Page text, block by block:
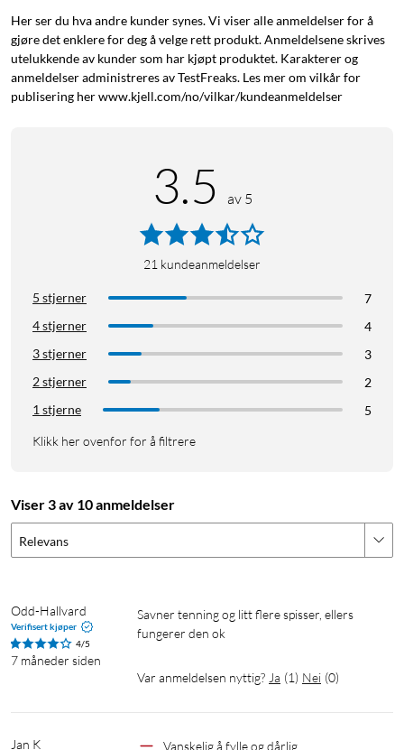
Her ser du hva andre kunder synes. Vi viser alle anmeldelser for å
gjøre det enklere for deg å velge rett produkt. Anmeldelsene skrives
utelukkende av kunder som har kjøpt produktet. Karakterer og
anmeldelser administreres av TestFreaks. Les mer om vilkår for
publisering her www.kjell.com/no/vilkar/kundeanmeldelser
3.5 av 5
21 kundeanmeldelser
5 stjerner
7
4 stjerner
4
3 stjerner
3
2 stjerner
2
1 stjerne
5
Klikk her ovenfor for å filtrere
Viser 3 av 10 anmeldelser
Relevans
Odd-Hallvard
Verifisert kjøper
4/5
7 måneder siden
Savner tenning og litt flere spisser, ellers
fungerer den ok
Var anmeldelsen nyttig? Ja (1) Nei (0)
Jan K Vanskelig å fylle og dårlig